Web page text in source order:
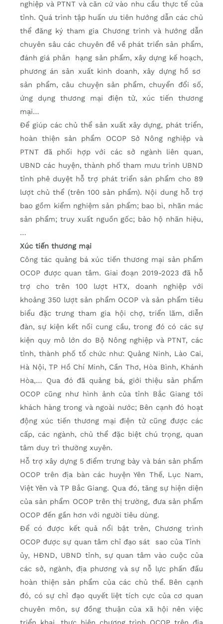
nghiệp và PTNT và căn cứ vào nhu cầu thực tế của
tỉnh. Quá trình tập huấn ưu tiên hướng dẫn các chủ
thể đăng ký tham gia Chương trình và hướng dẫn
chuyên sâu các chuyên đề về phát triển sản phẩm,
đánh giá phân hạng sản phẩm, xây dựng kế hoạch,
phương án sản xuất kinh doanh, xây dựng hồ sơ
sản phẩm, câu chuyện sản phẩm, chuyển đổi số,
ứng dụng thương mại điện tử, xúc tiến thương
mại…
Để giúp các chủ thể sản xuất xây dựng, phát triển,
hoàn thiện sản phẩm OCOP Sở Nông nghiệp và
PTNT đã phối hợp với các sở ngành liên quan,
UBND các huyện, thành phố tham mưu trình UBND
tỉnh phê duyệt hỗ trợ phát triển sản phẩm cho 89
lượt chủ thể (trên 100 sản phẩm). Nội dung hỗ trợ
bao gồm kiểm nghiệm sản phẩm; bao bì, nhãn mác
sản phẩm; truy xuất nguồn gốc; bảo hộ nhãn hiệu,
…
Xúc tiến thương mại
Công tác quảng bá xúc tiến thương mại sản phẩm
OCOP được quan tâm. Giai đoạn 2019-2023 đã hỗ
trợ cho trên 100 lượt HTX, doanh nghiệp với
khoảng 350 lượt sản phẩm OCOP và sản phẩm tiêu
biểu đặc trưng tham gia hội chợ, triển lãm, diễn
đàn, sự kiện kết nối cung cầu, trong đó có các sự
kiện quy mô lớn do Bộ Nông nghiệp và PTNT, các
tỉnh, thành phố tổ chức như: Quảng Ninh, Lào Cai,
Hà Nội, TP Hồ Chí Minh, Cần Thơ, Hòa Bình, Khánh
Hòa,… Qua đó đã quảng bá, giới thiệu sản phẩm
OCOP cũng như hình ảnh của tỉnh Bắc Giang tới
khách hàng trong và ngoài nước; Bên cạnh đó hoạt
động xúc tiến thương mại điện tử cũng được các
cấp, các ngành, chủ thể đặc biệt chú trọng, quan
tâm duy trì thường xuyên.
Hỗ trợ xây dựng 5 điểm trưng bày và bán sản phẩm
OCOP trên địa bàn các huyện Yên Thế, Lục Nam,
Việt Yên và TP Bắc Giang. Qua đó, tăng sự hiện diện
của sản phẩm OCOP trên thị trường, đưa sản phẩm
OCOP đến gần hơn với người tiêu dùng.
Để có được kết quả nổi bật trên, Chương trình
OCOP được sự quan tâm chỉ đạo sát sao của Tỉnh
ủy, HĐND, UBND tỉnh, sự quan tâm vào cuộc của
các sở, ngành, địa phương và sự nỗ lực phấn đấu
hoàn thiện sản phẩm của các chủ thể. Bên cạnh
đó, có sự chỉ đạo quyết liệt tích cực của cơ quan
chuyên môn, sự đồng thuận của xã hội nên việc